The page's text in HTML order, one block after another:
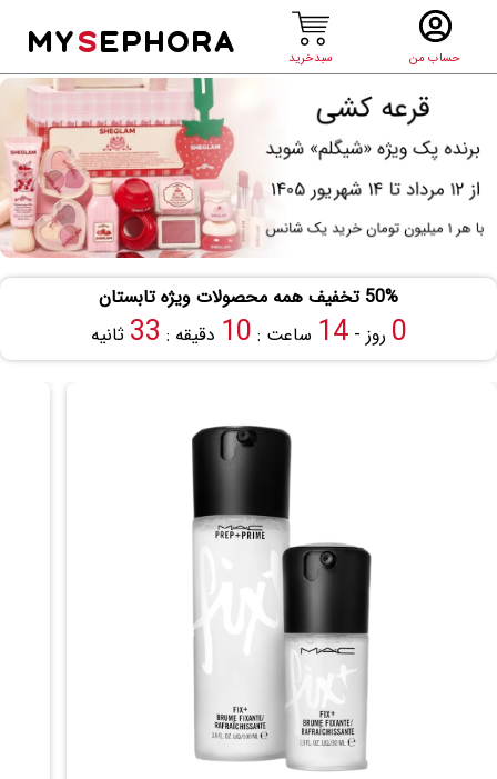
حساب من سبدخرید
MYSEPHORA
50% تخفیف همه محصولات ویژه تابستان
0 روز -14 ساعت : 10 دقیقه : 33 ثانیه